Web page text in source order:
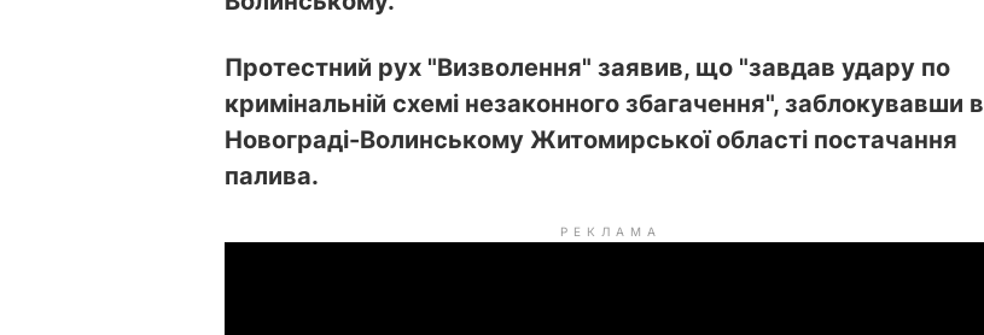
Протестний рух "Визволення" заявив, що "завдав удару по
кримінальній схемі незаконного збагачення", заблокувавши в
Новограді-Волинському Житомирської області постачання
палива.
РЕКЛАМА